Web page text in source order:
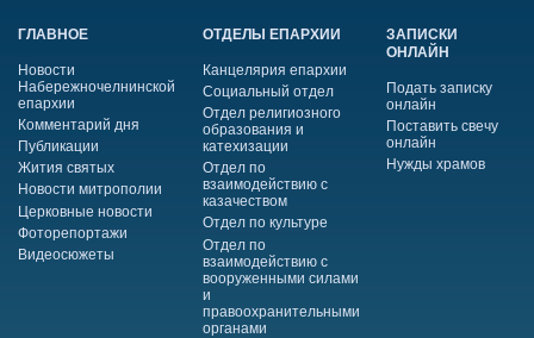
ГЛАВНОЕ
Новости
Набережночелнинской
епархии
Комментарий дня
Публикации
Жития святых
Новости митрополии
Церковные новости
Фоторепортажи
Видеосюжеты
ОТДЕЛЫ ЕПАРХИИ
Канцелярия епархии
Социальный отдел
Отдел религиозного
образования и
катехизации
Отдел по
взаимодействию с
казачеством
Отдел по культуре
Отдел по
взаимодействию с
вооруженными силами
и
правоохранительными
органами
ЗАПИСКИ
ОНЛАЙН
Подать записку
онлайн
Поставить свечу
онлайн
Нужды храмов